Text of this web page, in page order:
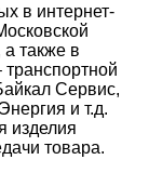
в интернет-
а также в
Сервис,
и т.д.
изделия
товара.